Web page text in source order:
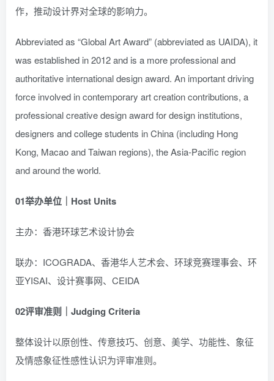
作，推动设计界对全球的影响力。
Abbreviated as “Global Art Award” (abbreviated as UAIDA), it
was established in 2012 and is a more professional and
authoritative international design award. An important driving
force involved in contemporary art creation contributions, a
professional creative design award for design institutions,
designers and college students in China (including Hong
Kong, Macao and Taiwan regions), the Asia-Pacific region
and around the world.
01举办单位｜Host Units
主办：香港环球艺术设计协会
联办：ICOGRADA、香港华人艺术会、环球竞赛理事会、环
亚YISAI、设计赛事网、CEIDA
02评审准则｜Judging Criteria
整体设计以原创性、传意技巧、创意、美学、功能性、象征
及情感象征性感性认识为评审准则。